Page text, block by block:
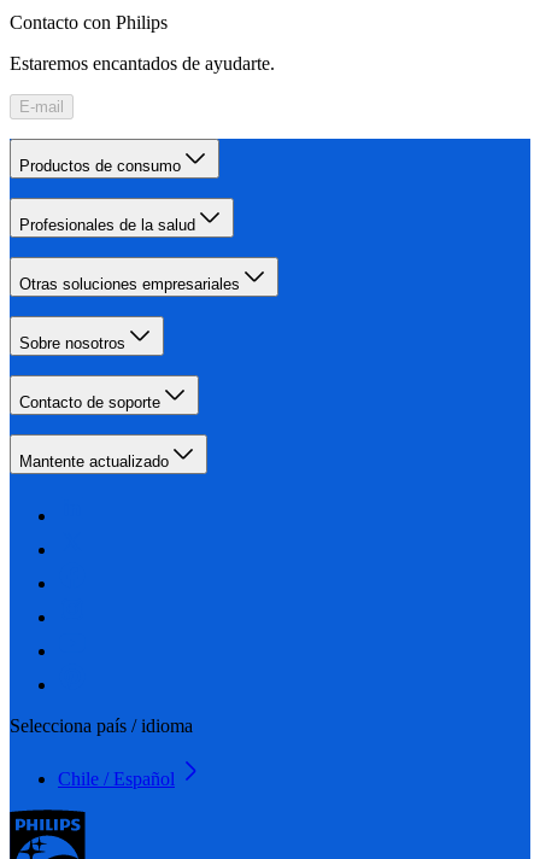
Contacto con Philips
Estaremos encantados de ayudarte.
E-mail
Productos de consumo
Profesionales de la salud
Otras soluciones empresariales
Sobre nosotros
Contacto de soporte
Mantente actualizado
Selecciona país / idioma
Chile / Español